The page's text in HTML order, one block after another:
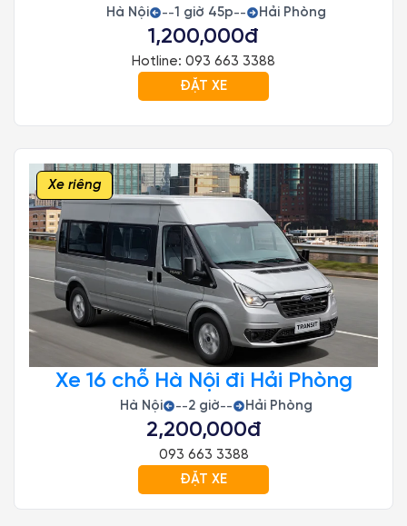
Hà Nội --1 giờ 45p-- Hải Phòng
1,200,000đ
Hotline: 093 663 3388
ĐẶT XE
Xe riêng
Xe 16 chỗ Hà Nội đi Hải Phòng
Hà Nội --2 giờ-- Hải Phòng
2,200,000đ
093 663 3388
ĐẶT XE